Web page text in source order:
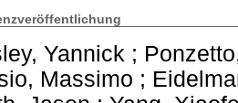
Yannick ;
Massimo ;